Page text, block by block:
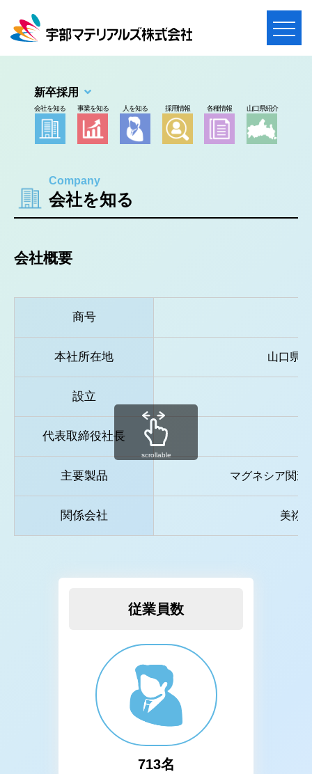
メ
ニ
ュ
開
く
新卒採用
会社を知る 事業を知る 人を知る 採用情報 各種情報 山口県紹介
Company
会社を知る
会社概要
商号
本社所在地 山口県
設立
代表取締役社長
主要製品 マグネシア関連
関係会社 美祢
scrollable
従業員数
713名